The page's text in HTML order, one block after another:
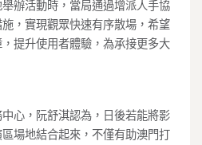
辦活動時，當局通過增派人手協
，實現觀眾快速有序散場，希望
提升使用者體驗，為承接更多大
心，阮舒淇認為，日後若能將影
場地結合起來，不僅有助澳門打